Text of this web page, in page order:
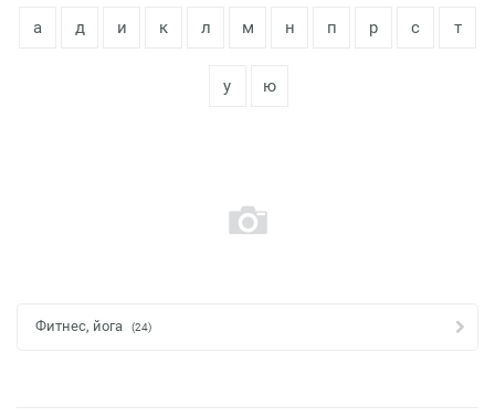
а д и к л м н п р с т
у ю
Фитнес, йога (24)